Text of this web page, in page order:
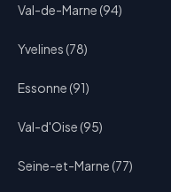
Val-de-Marne (94)
Yvelines (78)
Essonne (91)
Val-d'Oise (95)
Seine-et-Marne (77)